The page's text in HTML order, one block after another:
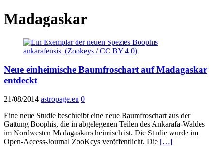
Madagaskar
Neue einheimische Baumfroschart auf Madagaskar
entdeckt
21/08/2014 astropage.eu 0
Eine neue Studie beschreibt eine neue Baumfroschart aus der
Gattung Boophis, die in abgelegenen Teilen des Ankarafa-Waldes
im Nordwesten Madagaskars heimisch ist. Die Studie wurde im
Open-Access-Journal ZooKeys veröffentlicht. Die […]